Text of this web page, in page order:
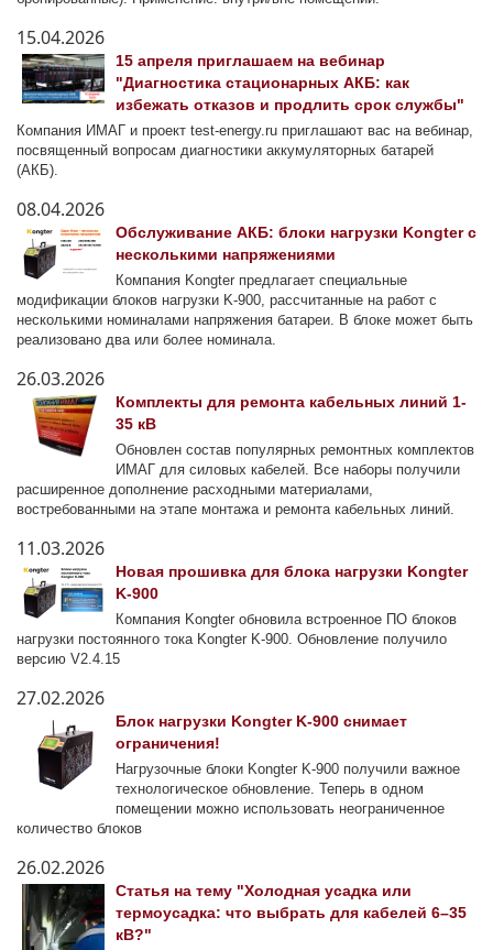
15.04.2026
15 апреля приглашаем на вебинар
"Диагностика стационарных АКБ: как
избежать отказов и продлить срок службы"
Компания ИМАГ и проект test-energy.ru приглашают вас на вебинар,
посвященный вопросам диагностики аккумуляторных батарей
(АКБ).
08.04.2026
Обслуживание АКБ: блоки нагрузки Kongter с
несколькими напряжениями
Компания Kongter предлагает специальные
модификации блоков нагрузки K-900, рассчитанные на работ с
несколькими номиналами напряжения батареи. В блоке может быть
реализовано два или более номинала.
26.03.2026
Комплекты для ремонта кабельных линий 1-
35 кВ
Обновлен состав популярных ремонтных комплектов
ИМАГ для силовых кабелей. Все наборы получили
расширенное дополнение расходными материалами,
востребованными на этапе монтажа и ремонта кабельных линий.
11.03.2026
Новая прошивка для блока нагрузки Kongter
K-900
Компания Kongter обновила встроенное ПО блоков
нагрузки постоянного тока Kongter K-900. Обновление получило
версию V2.4.15
27.02.2026
Блок нагрузки Kongter K-900 снимает
ограничения!
Нагрузочные блоки Kongter K-900 получили важное
технологическое обновление. Теперь в одном
помещении можно использовать неограниченное
количество блоков
26.02.2026
Статья на тему "Холодная усадка или
термоусадка: что выбрать для кабелей 6–35
кВ?"